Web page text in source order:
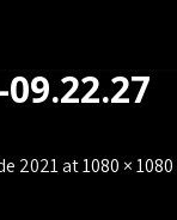
2021 at1080 × 1080